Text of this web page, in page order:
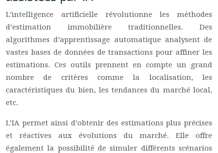
L’intelligence artificielle révolutionne les méthodes
d’estimation immobilière traditionnelles. Des
algorithmes d’apprentissage automatique analysent de
vastes bases de données de transactions pour affiner les
estimations. Ces outils prennent en compte un grand
nombre de critères comme la localisation, les
caractéristiques du bien, les tendances du marché local,
etc.
L’IA permet ainsi d’obtenir des estimations plus précises
et réactives aux évolutions du marché. Elle offre
également la possibilité de simuler différents scénarios